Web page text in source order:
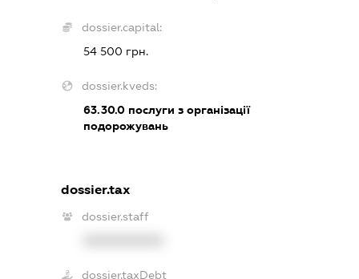
dossier.capital:
54 500 грн.
dossier.kveds:
63.30.0 послуги з організації
подорожувань
dossier.tax
dossier.staff
dossier.taxDebt